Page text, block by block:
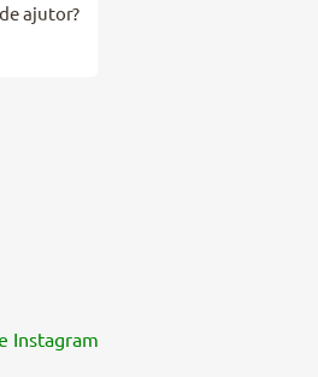
ajutor?
Instagram